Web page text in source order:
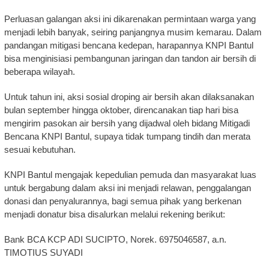
Perluasan galangan aksi ini dikarenakan permintaan warga yang
menjadi lebih banyak, seiring panjangnya musim kemarau. Dalam
pandangan mitigasi bencana kedepan, harapannya KNPI Bantul
bisa menginisiasi pembangunan jaringan dan tandon air bersih di
beberapa wilayah.
Untuk tahun ini, aksi sosial droping air bersih akan dilaksanakan
bulan september hingga oktober, direncanakan tiap hari bisa
mengirim pasokan air bersih yang dijadwal oleh bidang Mitigadi
Bencana KNPI Bantul, supaya tidak tumpang tindih dan merata
sesuai kebutuhan.
KNPI Bantul mengajak kepedulian pemuda dan masyarakat luas
untuk bergabung dalam aksi ini menjadi relawan, penggalangan
donasi dan penyalurannya, bagi semua pihak yang berkenan
menjadi donatur bisa disalurkan melalui rekening berikut:
Bank BCA KCP ADI SUCIPTO, Norek. 6975046587, a.n.
TIMOTIUS SUYADI